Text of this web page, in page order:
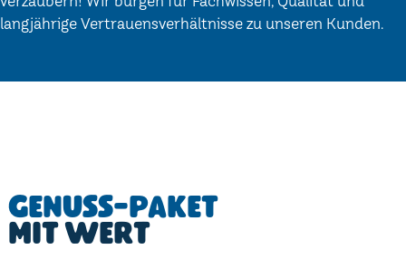
langjährige Vertrauensverhältnisse zu unseren Kunden.
Genuss-Paket
mit Wert